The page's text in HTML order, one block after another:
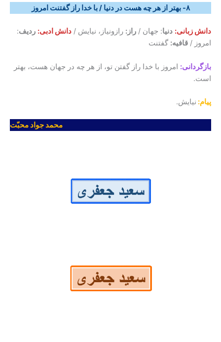
۸- بهتر از هر چه هست در دنیا / با خدا راز گفتنت امروز
دانش زبانی: دنیا: جهان / راز: رازونیاز، نیایش / دانش ادبی: ردیف:
امروز / قافیه: گفتنت
بازگردانی: امروز با خدا راز گفتن تو، از هر چه در جهان هست، بهتر
است.
پیام: نیایش.
محمد جواد محبّت